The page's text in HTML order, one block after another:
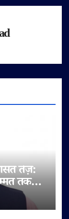
तेज़:
तक